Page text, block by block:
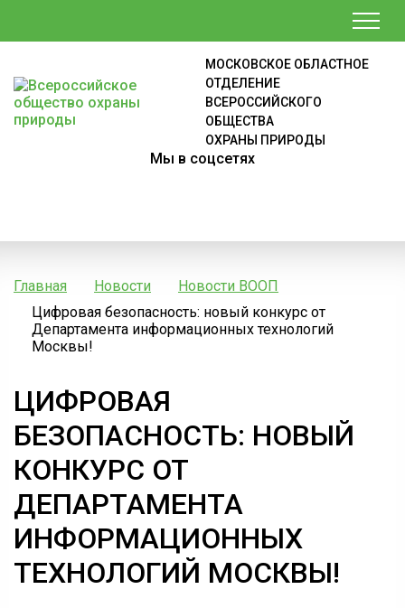
МОСКОВСКОЕ ОБЛАСТНОЕ
ОТДЕЛЕНИЕ
ВСЕРОССИЙСКОГО
ОБЩЕСТВА
ОХРАНЫ ПРИРОДЫ
Мы в соцсетях
Главная Новости
Новости ВООП
Цифровая безопасность: новый конкурс от
Департамента информационных технологий
Москвы!
ЦИФРОВАЯ
БЕЗОПАСНОСТЬ: НОВЫЙ
КОНКУРС ОТ
ДЕПАРТАМЕНТА
ИНФОРМАЦИОННЫХ
ТЕХНОЛОГИЙ МОСКВЫ!